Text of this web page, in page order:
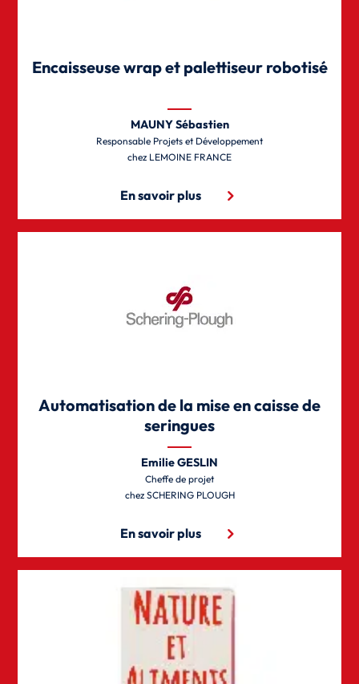
Encaisseuse wrap et palettiseur robotisé
MAUNY Sébastien
Responsable Projets et Développement
LEMOINE FRANCE
En savoir plus
Automatisation de la mise en caisse de
seringues
Emilie GESLIN
Cheffe de projet
SCHERING PLOUGH
En savoir plus